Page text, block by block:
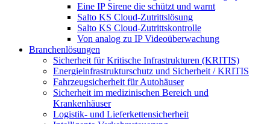
Eine IP Sirene die schützt und warnt
Salto KS Cloud-Zutrittslösung
Salto KS Cloud-Zutrittskontrolle
Von analog zu IP Videoüberwachung
Branchenlösungen
Sicherheit für Kritische Infrastrukturen (KRITIS)
Energieinfrastrukturschutz und Sicherheit / KRITIS
Fahrzeugsicherheit für Autohäuser
Sicherheit im medizinischen Bereich und
Krankenhäuser
Logistik- und Lieferkettensicherheit